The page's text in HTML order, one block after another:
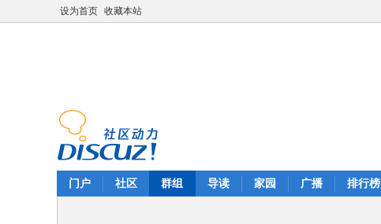
设为首页 收藏本站
门户 社区 群组 导读 家园 广播 排行榜